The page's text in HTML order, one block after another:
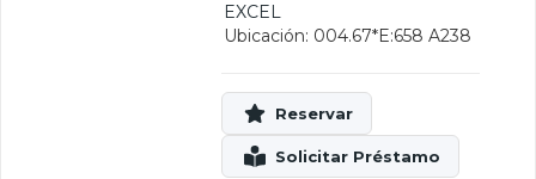
EXCEL
Ubicación: 004.67*E:658 A238